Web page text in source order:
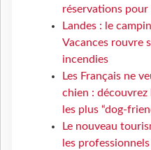
réservations pour
Landes : le
Vacances rouvre
incendies
Les Français ne
chien :
les plus “dog-
Le nouveau
les